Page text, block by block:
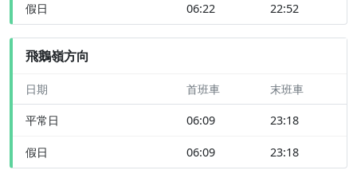
假日 06:22 22:52
飛鵝嶺方向
日期 首班車 末班車
平常日 06:09 23:18
假日 06:09 23:18